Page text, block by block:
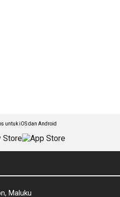
untuk iOS dan Android
Maluku